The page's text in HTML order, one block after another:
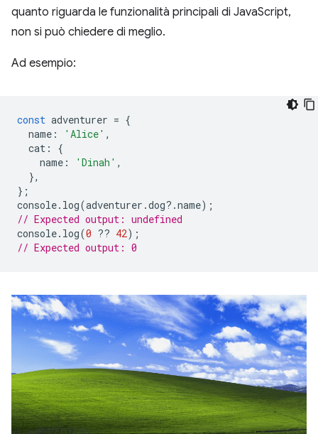
quanto riguarda le funzionalità principali di JavaScript,
non si può chiedere di meglio.
Ad esempio:
const adventurer = {
name : 'Alice' ,
cat :
{
name : 'Dinah' ,
},
};
console. log(adventurer .dog? .name);
// Expected output: undefined
console. log(0 ?? 42);
// Expected output: 0